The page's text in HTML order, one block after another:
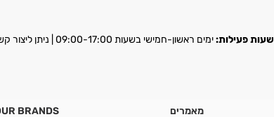
שעות פעילות:ימים ראשון-חמישי בשעות 09:00-17:00 | ניתן ליצור קשר במספר
מאמרים BRANDS